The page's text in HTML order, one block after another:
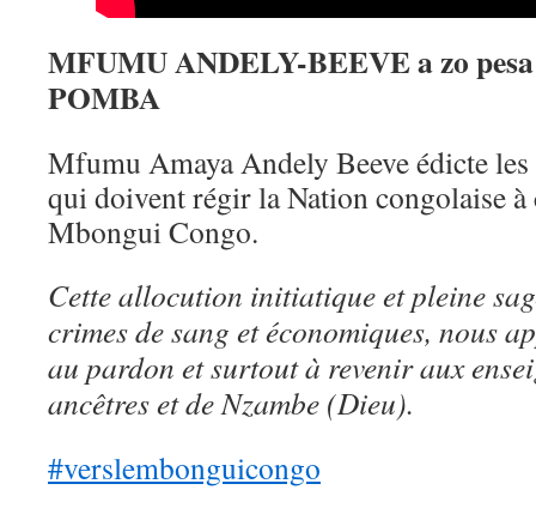
MFUMU ANDELY-BEEVE a zo
POMBA
Mfumu Amaya Andely Beeve édicte
qui doivent régir la Nation congolaise
Mbongui Congo.
Cette allocution initiatique et pleine
crimes de sang et économiques, nous
au pardon et surtout à revenir aux
ancêtres et de Nzambe (Dieu).
#verslembonguicongo